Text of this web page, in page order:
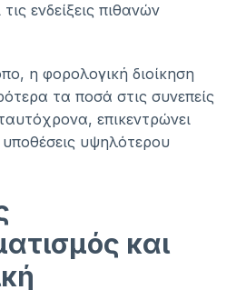
ενδείξεις πιθανών
η φορολογική διοίκηση
τα ποσά στις συνεπείς
επικεντρώνει
υψηλότερου
και